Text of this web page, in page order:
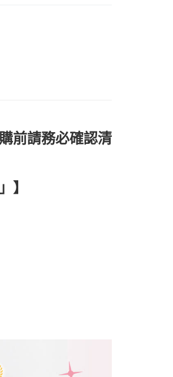
遇審核未通過，訂單將自動取
達大哥付你分期系統評分，恕
務，並由商店將買賣／分期付
公司帳單繳交帳款。
約關係目的，商店將以您的個人
大哥大進項蒐集、處理及利
https://oppay.tw/userRule
儲值。
結帳。
單仍視為有效，需透過AFTEE
結帳頁面顯示為準，若有關於
疑問，請聯繫「AFTEE先享後
AFTEE先享後付」服務完成之
料，並將交易相關給付款項請
址：
或監護人之同意方可使用
起之損失，本公司不負相關責
不足之情形，本公司將視審查
前請務必確認清
】